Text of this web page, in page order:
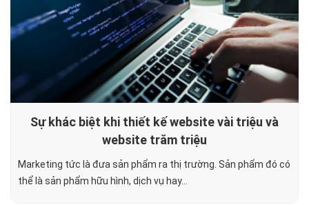
Sự khác biệt khi thiết kế website vài triệu và
website trăm triệu
Marketing tức là đưa sản phẩm ra thị trường. Sản phẩm đó có
thể là sản phẩm hữu hình, dịch vụ hay...